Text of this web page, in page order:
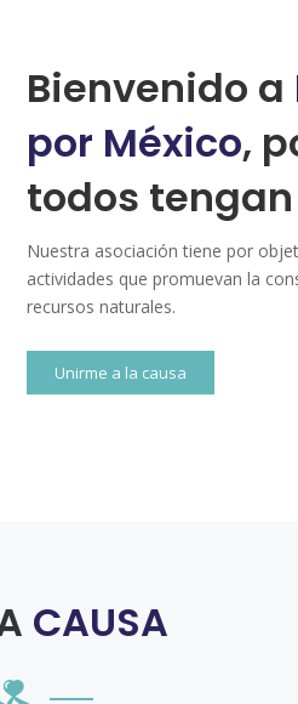
Bienvenido a
por México,
todos
Nuestra asociación tiene por
actividades que promuevan la
recursos naturales.
Unirme a la causa
CAUSA